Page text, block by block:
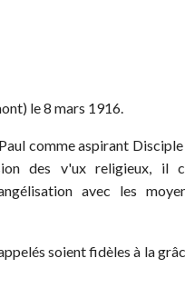
le 8 mars 1916.
comme aspirant
des v'ux religieux, il
avec les
soient fidèles à la